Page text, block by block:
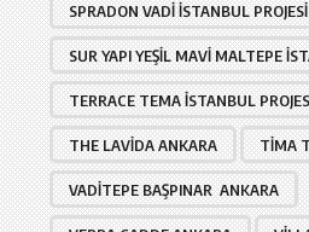
SPRADON VADI İSTANBUL PROJESI
SUR YAPI YEŞIL MAVI MALTEPE
TERRACE TEMA İSTANBUL
THE LAVIDA ANKARA TIMA
VADITEPE BAŞPINAR ANKARA